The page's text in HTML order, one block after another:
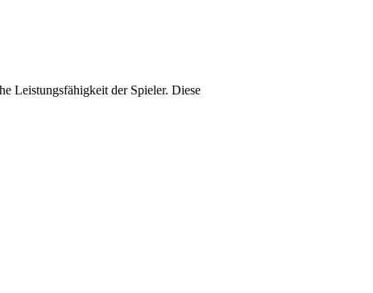
Leistungs­fähigkeit der Spieler. Diese